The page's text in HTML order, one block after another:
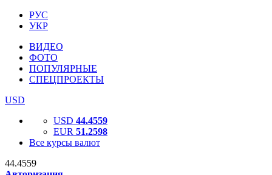
РУС
УКР
ВИДЕО
ФОТО
ПОПУЛЯРНЫЕ
СПЕЦПРОЕКТЫ
USD
USD 44.4559
EUR 51.2598
Все курсы валют
44.4559